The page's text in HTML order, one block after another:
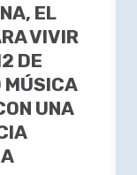
EL
VIVIR
DE
MÚSICA
UNA